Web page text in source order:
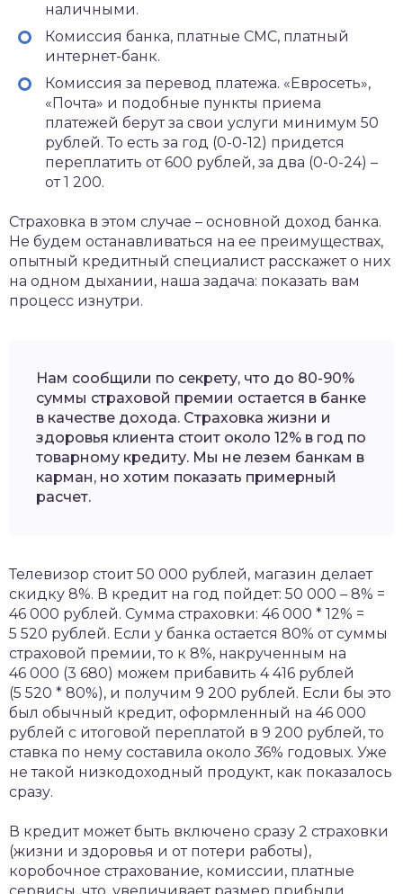
наличными.
Комиссия банка, платные СМС, платный
интернет-банк.
Комиссия за перевод платежа. «Евросеть»,
«Почта» и подобные пункты приема
платежей берут за свои услуги минимум 50
рублей. То есть за год (0-0-12) придется
переплатить от 600 рублей, за два (0-0-24) –
от 1 200.
Страховка в этом случае – основной доход банка.
Не будем останавливаться на ее преимуществах,
опытный кредитный специалист расскажет о них
на одном дыхании, наша задача: показать вам
процесс изнутри.
Нам сообщили по секрету, что до 80-90%
суммы страховой премии остается в банке
в качестве дохода. Страховка жизни и
здоровья клиента стоит около 12% в год по
товарному кредиту. Мы не лезем банкам в
карман, но хотим показать примерный
расчет.
Телевизор стоит 50 000 рублей, магазин делает
скидку 8%. В кредит на год пойдет: 50 000 – 8% =
46 000 рублей. Сумма страховки: 46 000 * 12% =
5 520 рублей. Если у банка остается 80% от суммы
страховой премии, то к 8%, накрученным на
46 000 (3 680) можем прибавить 4 416 рублей
(5 520 * 80%), и получим 9 200 рублей. Если бы это
был обычный кредит, оформленный на 46 000
рублей с итоговой переплатой в 9 200 рублей, то
ставка по нему составила около36% годовых. Уже
не такой низкодоходный продукт, как показалось
сразу.
В кредит может быть включено сразу 2 страховки
(жизни и здоровья и от потери работы),
коробочное страхование, комиссии, платные